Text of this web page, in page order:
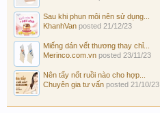
Sau khi phun môi nên sử dụng...
KhanhVan posted 21/12/23
Miếng dán vết thương thay chỉ...
Merinco.com.vn posted 23/11/23
Nên tẩy nốt ruồi nào cho hợp...
Chuyên gia tư vấn posted 21/10/23